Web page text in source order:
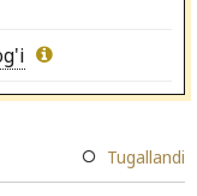
Tugallandi